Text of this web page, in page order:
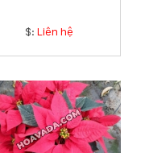
$: Liên hệ